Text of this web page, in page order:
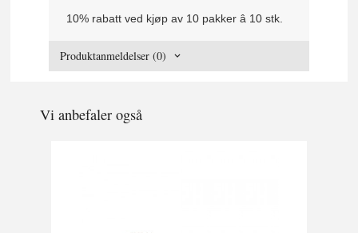
10% rabatt ved kjøp av 10 pakker â 10 stk.
Produktanmeldelser (0)
Vi anbefaler også